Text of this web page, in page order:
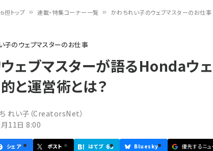
担トップ 連載・特集コーナー一覧 かわちれい子のウェブマスターのお仕事
子のウェブマスターのお仕事
ェブマスターが語るHondaウ
と運営術とは？
れい子（CreatorsNet）
11日 8:00
シェア ポスト はてブ 65 Bluesky 優先するニ